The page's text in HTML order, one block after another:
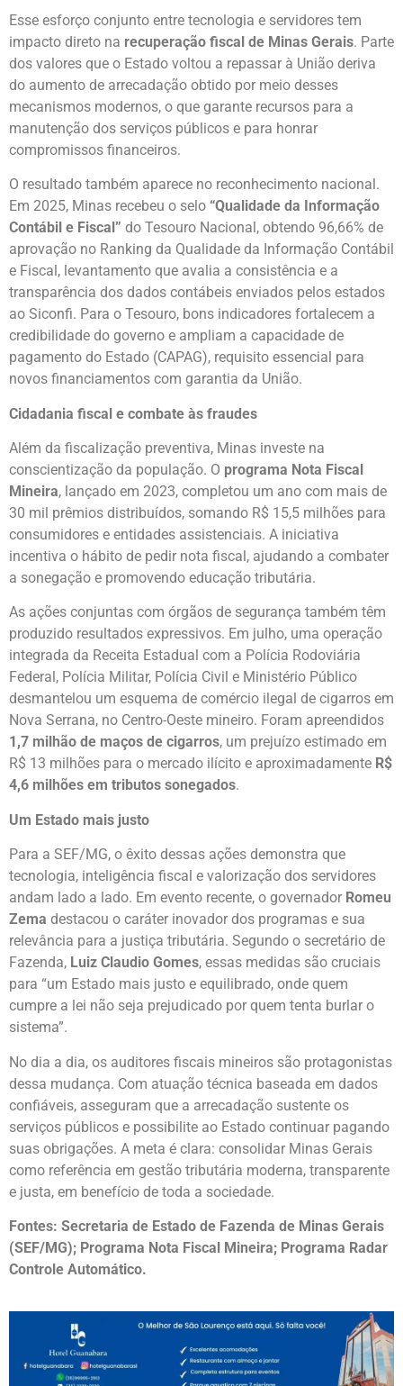
Esse esforço conjunto entre tecnologia e servidores tem
impacto direto na recuperação fiscal de Minas Gerais. Parte
dos valores que o Estado voltou a repassar à União deriva
do aumento de arrecadação obtido por meio desses
mecanismos modernos, o que garante recursos para a
manutenção dos serviços públicos e para honrar
compromissos financeiros.
O resultado também aparece no reconhecimento nacional.
Em 2025, Minas recebeu o selo “Qualidade da Informação
Contábil e Fiscal” do Tesouro Nacional, obtendo 96,66% de
aprovação no Ranking da Qualidade da Informação Contábil
e Fiscal, levantamento que avalia a consistência e a
transparência dos dados contábeis enviados pelos estados
ao Siconfi. Para o Tesouro, bons indicadores fortalecem a
credibilidade do governo e ampliam a capacidade de
pagamento do Estado (CAPAG), requisito essencial para
novos financiamentos com garantia da União.
Cidadania fiscal e combate às fraudes
Além da fiscalização preventiva, Minas investe na
conscientização da população. O programa Nota Fiscal
Mineira, lançado em 2023, completou um ano com mais de
30 mil prêmios distribuídos, somando R$ 15,5 milhões para
consumidores e entidades assistenciais. A iniciativa
incentiva o hábito de pedir nota fiscal, ajudando a combater
a sonegação e promovendo educação tributária.
As ações conjuntas com órgãos de segurança também têm
produzido resultados expressivos. Em julho, uma operação
integrada da Receita Estadual com a Polícia Rodoviária
Federal, Polícia Militar, Polícia Civil e Ministério Público
desmantelou um esquema de comércio ilegal de cigarros em
Nova Serrana, no Centro-Oeste mineiro. Foram apreendidos
1,7 milhão de maços de cigarros, um prejuízo estimado em
R$ 13 milhões para o mercado ilícito e aproximadamente R$
4,6 milhões em tributos sonegados.
Um Estado mais justo
Para a SEF/MG, o êxito dessas ações demonstra que
tecnologia, inteligência fiscal e valorização dos servidores
andam lado a lado. Em evento recente, o governador Romeu
Zema destacou o caráter inovador dos programas e sua
relevância para a justiça tributária. Segundo o secretário de
Fazenda, Luiz Claudio Gomes, essas medidas são cruciais
para “um Estado mais justo e equilibrado, onde quem
cumpre a lei não seja prejudicado por quem tenta burlar o
sistema”.
No dia a dia, os auditores fiscais mineiros são protagonistas
dessa mudança. Com atuação técnica baseada em dados
confiáveis, asseguram que a arrecadação sustente os
serviços públicos e possibilite ao Estado continuar pagando
suas obrigações. A meta é clara: consolidar Minas Gerais
como referência em gestão tributária moderna, transparente
e justa, em benefício de toda a sociedade.
Fontes: Secretaria de Estado de Fazenda de Minas Gerais
(SEF/MG); Programa Nota Fiscal Mineira; Programa Radar
Controle Automático.